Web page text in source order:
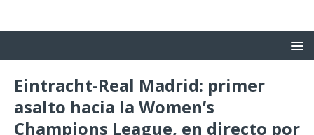
Eintracht-Real Madrid: primer
asalto hacia la Women’s
Champions League, en directo por